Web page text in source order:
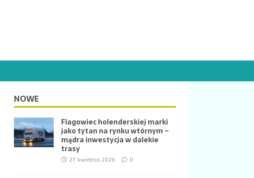
NOWE
Flagowiec holenderskiej marki
jako tytan na rynku wtórnym –
mądra inwestycja w dalekie
trasy
27 kwietnia 2026 0